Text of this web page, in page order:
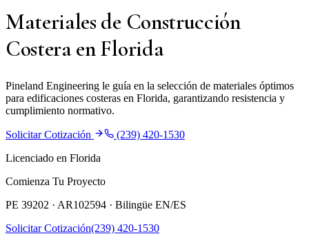
Materiales de Construcción
Costera en Florida
Pineland Engineering le guía en la selección de materiales óptimos
para edificaciones costeras en Florida, garantizando resistencia y
cumplimiento normativo.
Solicitar Cotización
(239) 420-1530
Licenciado en Florida
Comienza Tu Proyecto
PE 39202 · AR102594 · Bilingüe EN/ES
Solicitar Cotización(239) 420-1530